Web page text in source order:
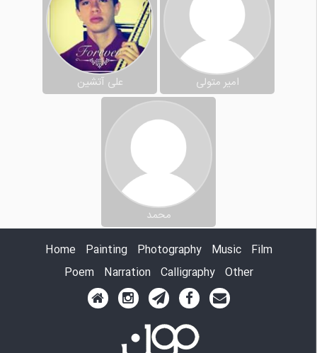
امیر متولی علی آتشین
محمد
Home
Painting Photography Music
Film
Poem
Narration Calligraphy Other